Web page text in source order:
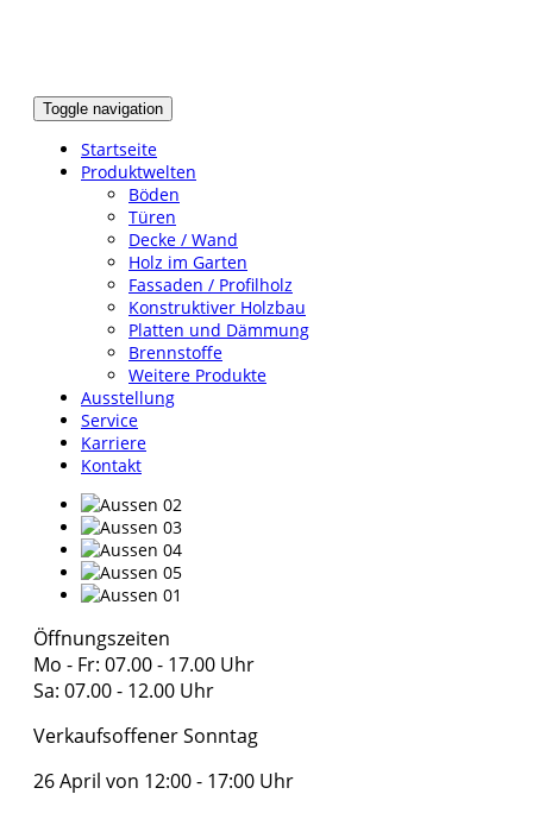
Toggle navigation
Startseite
Produktwelten
Böden
Türen
Decke / Wand
Holz im Garten
Fassaden / Profilholz
Konstruktiver Holzbau
Platten und Dämmung
Brennstoffe
Weitere Produkte
Ausstellung
Service
Karriere
Kontakt
Öffnungszeiten
Mo - Fr: 07.00 - 17.00 Uhr
Sa: 07.00 - 12.00 Uhr
Verkaufsoffener Sonntag
26 April von 12:00 - 17:00 Uhr